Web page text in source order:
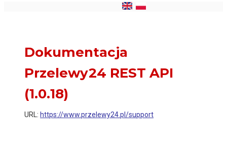
' '
Dokumentacja
Przelewy24 REST API
(1.0.18)
URL: https://www.przelewy24.pl/support